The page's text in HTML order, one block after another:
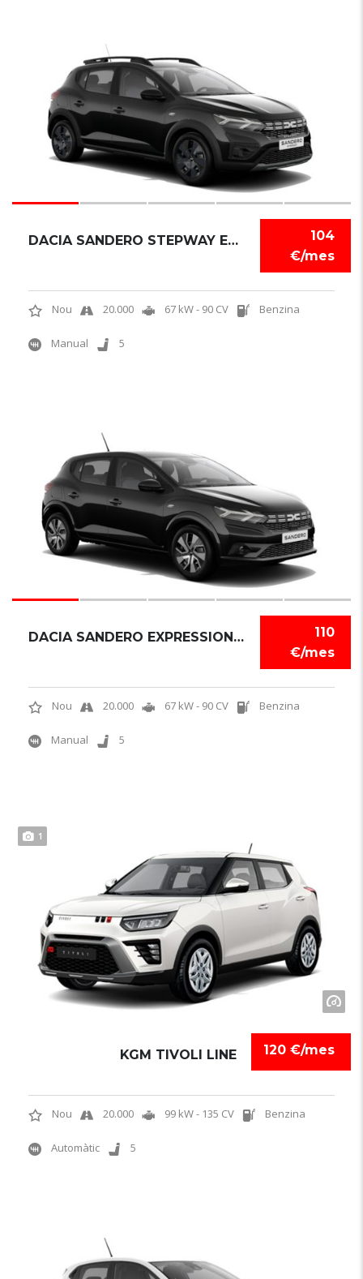
104
€/mes
DACIA SANDERO STEPWAY EXPRESSION
Nou 20.000 67 kW - 90 CV Benzina
Manual 5
110
€/mes
DACIA SANDERO EXPRESSION TCE
Nou 20.000 67 kW - 90 CV Benzina
Manual 5
1
120 €/mes
KGM TIVOLI LINE
Nou 20.000 99 kW - 135 CV Benzina
Automàtic 5